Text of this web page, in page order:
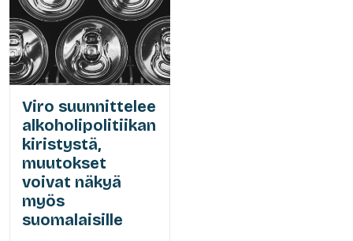
Viro suunnittelee
alkoholipolitiikan
kiristystä,
muutokset
voivat näkyä
myös
suomalaisille